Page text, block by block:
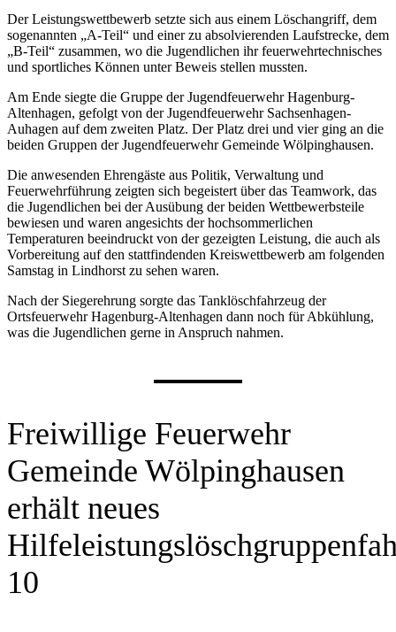
Der Leistungswettbewerb setzte sich aus einem Löschangriff, dem
sogenannten „A-Teil“ und einer zu absolvierenden Laufstrecke, dem
„B-Teil“ zusammen, wo die Jugendlichen ihr feuerwehrtechnisches
und sportliches Können unter Beweis stellen mussten.
Am Ende siegte die Gruppe der Jugendfeuerwehr Hagenburg-
Altenhagen, gefolgt von der Jugendfeuerwehr Sachsenhagen-
Auhagen auf dem zweiten Platz. Der Platz drei und vier ging an die
beiden Gruppen der Jugendfeuerwehr Gemeinde Wölpinghausen.
Die anwesenden Ehrengäste aus Politik, Verwaltung und
Feuerwehrführung zeigten sich begeistert über das Teamwork, das
die Jugendlichen bei der Ausübung der beiden Wettbewerbsteile
bewiesen und waren angesichts der hochsommerlichen
Temperaturen beeindruckt von der gezeigten Leistung, die auch als
Vorbereitung auf den stattfindenden Kreiswettbewerb am folgenden
Samstag in Lindhorst zu sehen waren.
Nach der Siegerehrung sorgte das Tanklöschfahrzeug der
Ortsfeuerwehr Hagenburg-Altenhagen dann noch für Abkühlung,
was die Jugendlichen gerne in Anspruch nahmen.
Freiwillige Feuerwehr
Gemeinde Wölpinghausen
erhält neues
10